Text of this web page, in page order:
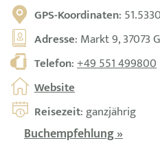
GPS-Koordinaten:
Adresse: Markt 9, 37073
Telefon:+49 551 499800
Website
Reisezeit: ganzjährig
Buchempfehlung »